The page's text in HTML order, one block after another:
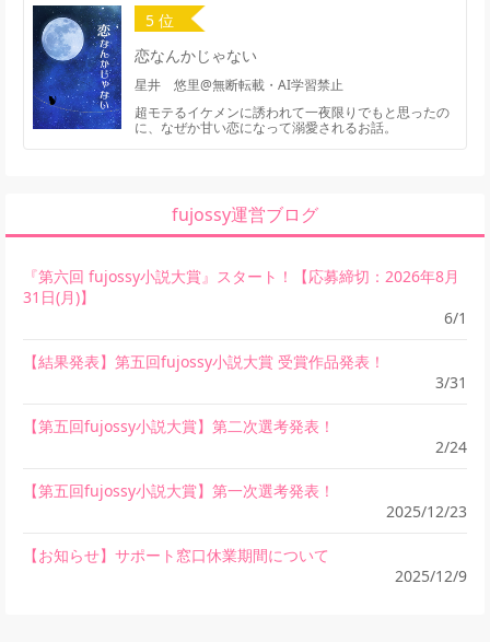
5 位
恋なんかじゃない
星井 悠里@無断転載・AI学習禁止
超モテるイケメンに誘われて一夜限りでもと思ったの
に、なぜか甘い恋になって溺愛されるお話。
fujossy運営ブログ
『第六回 fujossy小説大賞』スタート！【応募締切：2026年8月
31日(月)】
6/1
【結果発表】第五回fujossy小説大賞 受賞作品発表！
3/31
【第五回fujossy小説大賞】第二次選考発表！
2/24
【第五回fujossy小説大賞】第一次選考発表！
2025/12/23
【お知らせ】サポート窓口休業期間について
2025/12/9